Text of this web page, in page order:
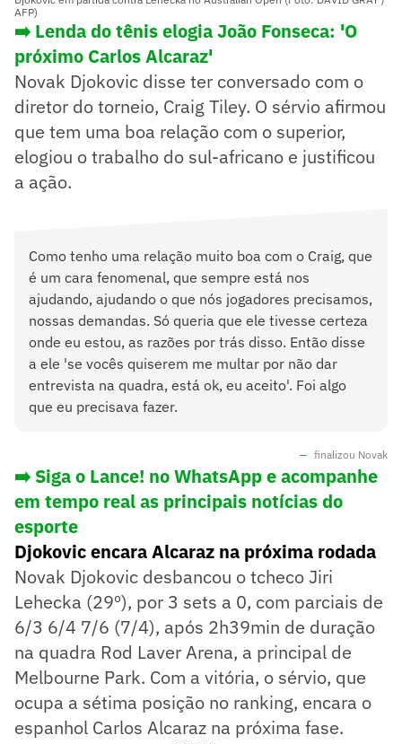
AFP)
➡️ Lenda do tênis elogia João Fonseca: 'O
próximo Carlos Alcaraz'
Novak Djokovic disse ter conversado com o
diretor do torneio, Craig Tiley. O sérvio afirmou
que tem uma boa relação com o superior,
elogiou o trabalho do sul-africano e justificou
a ação.
Como tenho uma relação muito boa com o Craig, que
é um cara fenomenal, que sempre está nos
ajudando, ajudando o que nós jogadores precisamos,
nossas demandas. Só queria que ele tivesse certeza
onde eu estou, as razões por trás disso. Então disse
a ele 'se vocês quiserem me multar por não dar
entrevista na quadra, está ok, eu aceito'. Foi algo
que eu precisava fazer.
finalizou Novak
➡️ Siga o Lance! no WhatsApp e acompanhe
em tempo real as principais notícias do
esporte
Djokovic encara Alcaraz na próxima rodada
Novak Djokovic desbancou o tcheco Jiri
Lehecka (29º), por 3 sets a 0, com parciais de
6/3 6/4 7/6 (7/4), após 2h39min de duração
na quadra Rod Laver Arena, a principal de
Melbourne Park. Com a vitória, o sérvio, que
ocupa a sétima posição no ranking, encara o
espanhol Carlos Alcaraz na próxima fase.